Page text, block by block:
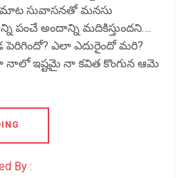
సువాసనతో మనసు
పంచే అందాన్ని మదికిస్తుందని….
పెరిగిందో? ఎలా ఎదురైందో మరి?
నాలో ఇష్టమై నా కవిత కొంగున ఆమె
By :